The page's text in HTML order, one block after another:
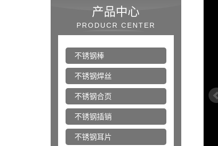
产品中心
PRODUCR CENTER
不锈钢棒
不锈钢焊丝
不锈钢合页
不锈钢插销
不锈钢耳片